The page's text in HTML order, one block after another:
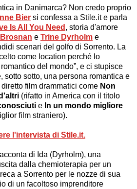
in Danimarca? Non credo proprio
Biersi confessa a Stile.it e parla
Is All You Need , storia d'amore
e Trine Dyrholme
scenari del golfo di Sorrento. La
come location perché lo
del mondo”, e ci stupisce
sotto sotto, una persona romantica e
film drammatici come Non
(rifatto in America con il titolo
e In un mondo migliore
film straniero).
l'intervista di Stile.it.
di Ida (Dyrholm), una
dalla chemioterapia per un
a Sorrento per le nozze di sua
di un facoltoso imprenditore